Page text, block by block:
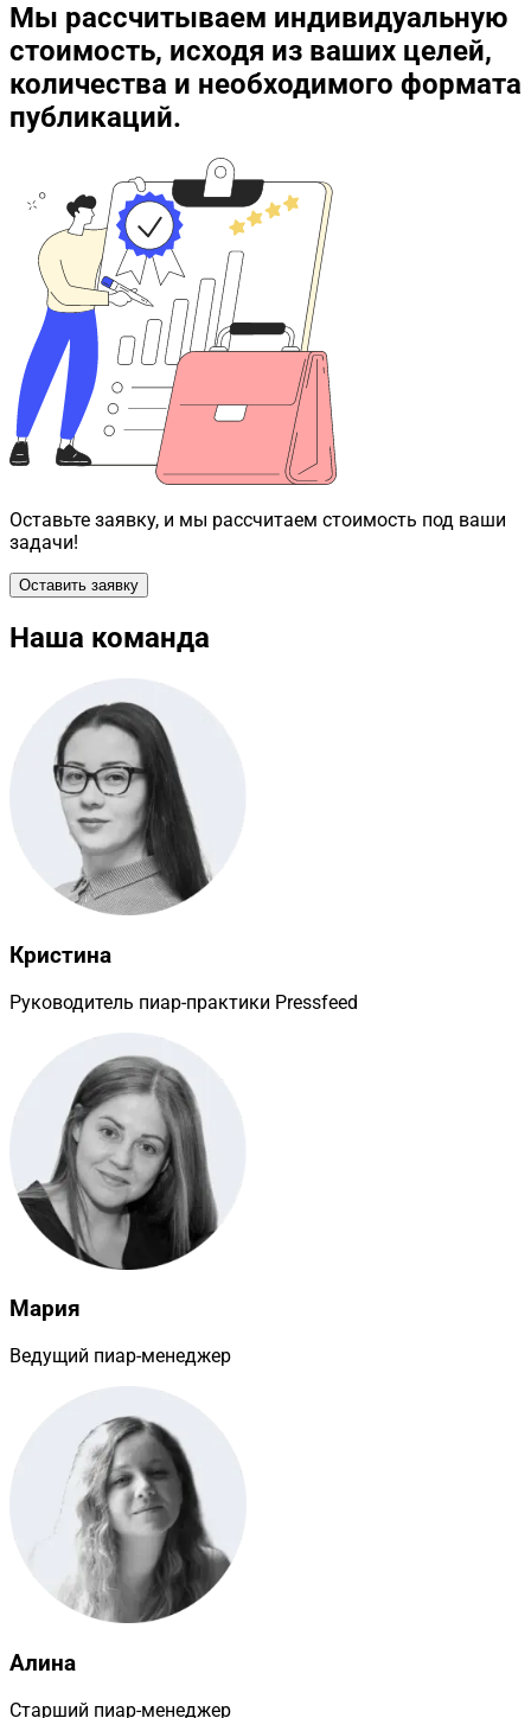
Мы рассчитываем индивидуальную
стоимость, исходя из ваших целей,
количества и необходимого формата
публикаций.
Оставьте заявку, и мы рассчитаем стоимость под ваши
задачи!
Оставить заявку
Наша команда
Кристина
Руководитель пиар-практики Pressfeed
Мария
Ведущий пиар-менеджер
Алина
Старший пиар-менеджер